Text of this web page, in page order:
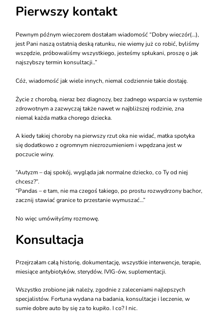
Pierwszy kontakt
Pewnym późnym wieczorem dostałam wiadomość “Dobry wieczór(…),
jest Pani naszą ostatnią deską ratunku, nie wiemy już co robić, byliśmy
wszędzie, próbowaliśmy wszystkiego, jesteśmy spłukani, proszę o jak
najszybszy termin konsultacji..”
Cóż, wiadomość jak wiele innych, niemal codziennie takie dostaję.
Życie z chorobą, nieraz bez diagnozy, bez żadnego wsparcia w systemie
zdrowotnym a zazwyczaj także nawet w najbliższej rodzinie, zna
niemal każda matka chorego dziecka.
A kiedy takiej choroby na pierwszy rzut oka nie widać, matka spotyka
się dodatkowo z ogromnym niezrozumieniem i wpędzana jest w
poczucie winy.
“Autyzm – daj spokój, wygląda jak normalne dziecko, co Ty od niej
chcesz?”.
“Pandas – e tam, nie ma czegoś takiego, po prostu rozwydrzony bachor,
zacznij stawiać granice to przestanie wymuszać…”
No więc umówiłyśmy rozmowę.
Konsultacja
Przejrzałam całą historię, dokumentację, wszystkie interwencje, terapie,
miesiące antybiotyków, sterydów, IVIG-ów, suplementacji.
Wszystko zrobione jak należy, zgodnie z zaleceniami najlepszych
specjalistów. Fortuna wydana na badania, konsultacje i leczenie, w
sumie dobre auto by się za to kupiło. I co? I nic.